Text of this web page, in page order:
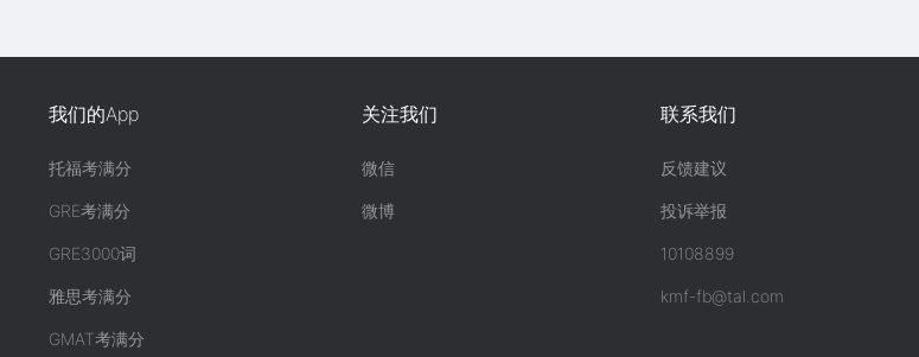
我们的App
托福考满分
GRE考满分
GRE3000词
雅思考满分
GMAT考满分
关注我们
微信
微博
联系我们
反馈建议
投诉举报
10108899
kmf-fb@tal.com